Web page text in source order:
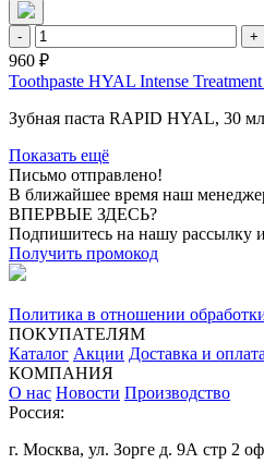
- +
960 ₽
Toothpaste HYAL Intense
Зубная паста RAPID HYAL, 30 мл
Показать ещё
Письмо отправлено!
В ближайшее время наш
ВПЕРВЫЕ ЗДЕСЬ?
Подпишитесь на нашу рассылку
Получить промокод
Политика в отношении
ПОКУПАТЕЛЯМ
Каталог Акции Доставка и оплата
КОМПАНИЯ
О нас Новости Производство
Россия:
г. Москва, ул. Зорге д. 9А стр 2